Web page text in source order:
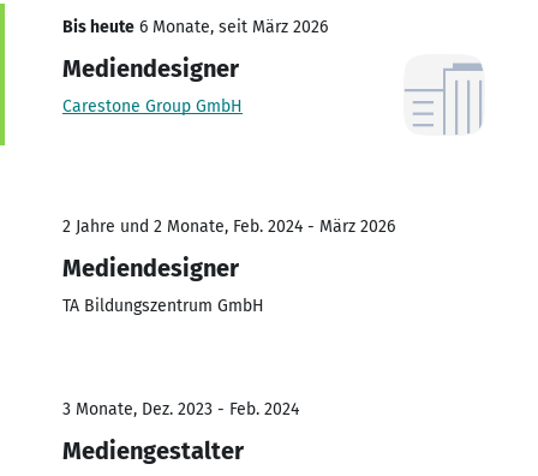
Bis heute 6 Monate, seit März 2026
Mediendesigner
Carestone Group GmbH
2 Jahre und 2 Monate, Feb. 2024 - März 2026
Mediendesigner
TA Bildungszentrum GmbH
3 Monate, Dez. 2023 - Feb. 2024
Mediengestalter